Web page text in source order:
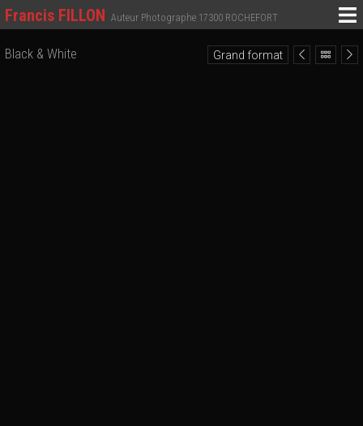
Francis FILLON Auteur Photographe 17300 ROCHEFORT
Grand format
Black & White